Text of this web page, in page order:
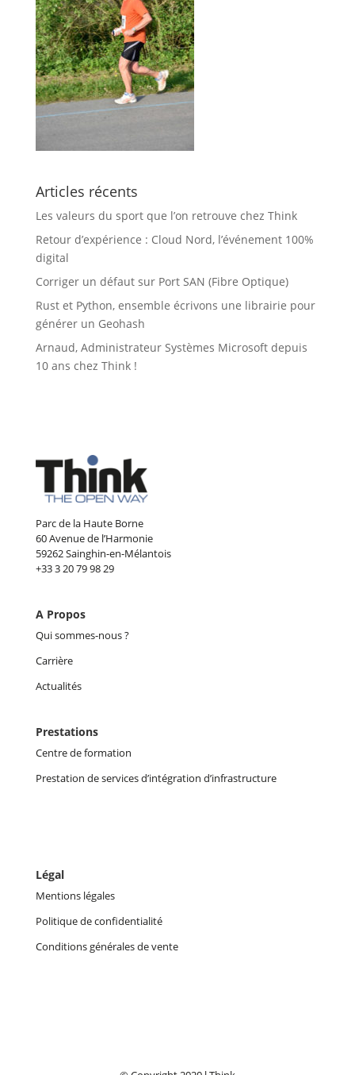
Articles récents
Les valeurs du sport que l’on retrouve chez Think
Retour d’expérience : Cloud Nord, l’événement 100%
digital
Corriger un défaut sur Port SAN (Fibre Optique)
Rust et Python, ensemble écrivons une librairie pour
générer un Geohash
Arnaud, Administrateur Systèmes Microsoft depuis
10 ans chez Think !
Parc de la Haute Borne
60 Avenue de l’Harmonie
59262 Sainghin-en-Mélantois
+33 3 20 79 98 29
A Propos
Qui sommes-nous ?
Carrière
Actualités
Prestations
Centre de formation
Prestation de services d’intégration d’infrastructure
Légal
Mentions légales
Politique de confidentialité
Conditions générales de vente